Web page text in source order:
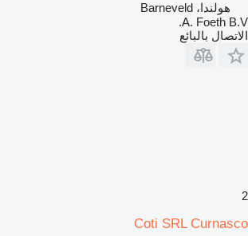
هولندا، Barneveld
A. Foeth B.V.
الاتصال بالبائع
2
Coti SRL Curnasco